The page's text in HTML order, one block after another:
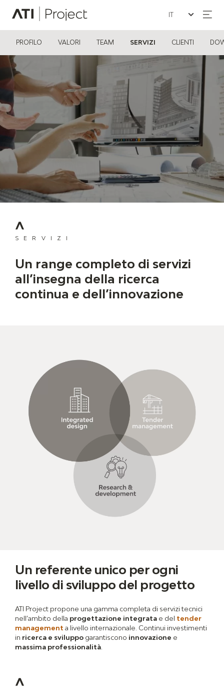
ATI Project
Seleziona la
PROFILO VALORI TEAM SERVIZI CLIENTI
SERVIZI
Un range completo di servizi
all’insegna della ricerca
continua e dell’innovazione
Un referente unico per ogni
livello di sviluppo del progetto
ATI Project propone una gamma completa di servizi tecnici
nell’ambito della progettazione integrata e del tender
management a livello internazionale. Continui investimenti
in ricerca e sviluppo garantiscono innovazione e
massima professionalità